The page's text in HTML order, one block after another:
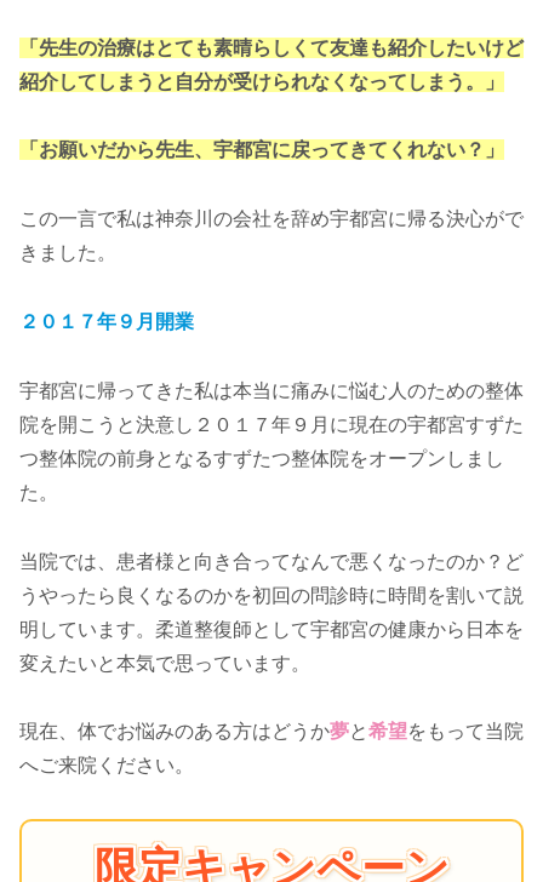
「先生の治療はとても素晴らしくて友達も紹介したいけど
紹介してしまうと自分が受けられなくなってしまう。」
「お願いだから先生、宇都宮に戻ってきてくれない？」
この一言で私は神奈川の会社を辞め宇都宮に帰る決心がで
きました。
２０１７年９月開業
宇都宮に帰ってきた私は本当に痛みに悩む人のための整体
院を開こうと決意し２０１７年９月に現在の宇都宮すずた
つ整体院の前身となるすずたつ整体院をオープンしまし
た。
当院では、患者様と向き合ってなんで悪くなったのか？ど
うやったら良くなるのかを初回の問診時に時間を割いて説
明しています。柔道整復師として宇都宮の健康から日本を
変えたいと本気で思っています。
現在、体でお悩みのある方はどうか夢と希望をもって当院
へご来院ください。
限定キャンペーン